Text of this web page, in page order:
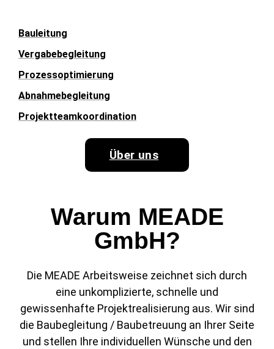
Bauleitung
Vergabebegleitung
Prozessoptimierung
Abnahmebegleitung
Projektteamkoordination
Über uns
Warum MEADE
GmbH?
Die MEADE Arbeitsweise zeichnet sich durch
eine unkomplizierte, schnelle und
gewissenhafte Projektrealisierung aus. Wir sind
die Baubegleitung / Baubetreuung an Ihrer Seite
und stellen Ihre individuellen Wünsche und den